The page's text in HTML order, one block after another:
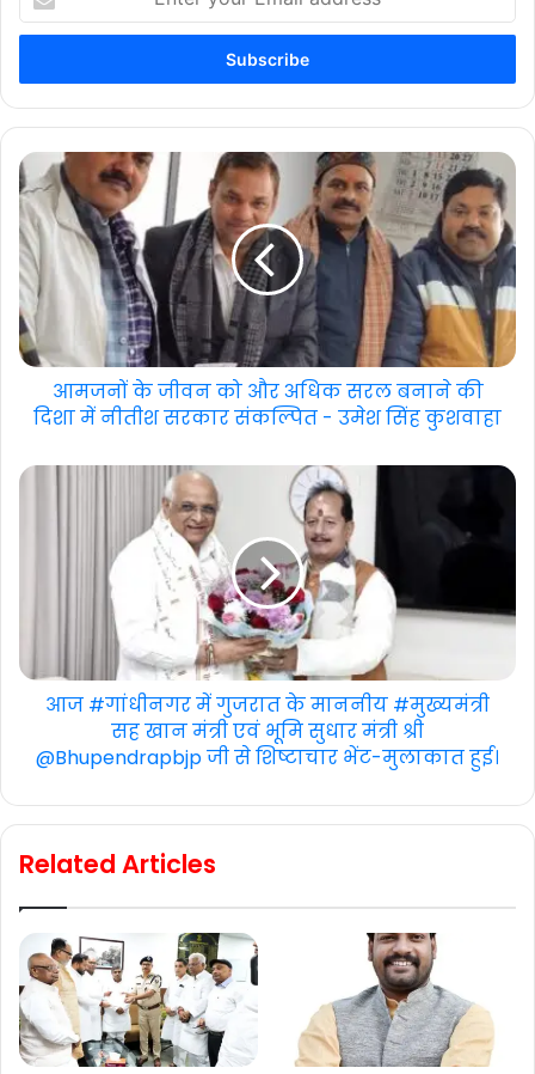
your
Email
आमजनों के जीवन को और अधिक सरल बनाने की
दिशा में नीतीश सरकार संकल्पित - उमेश सिंह कुशवाहा
आज #गांधीनगर में गुजरात के माननीय #मुख्यमंत्री
सह खान मंत्री एवं भूमि सुधार मंत्री श्री
@Bhupendrapbjp जी से शिष्टाचार भेंट-मुलाकात हुई।
Related Articles